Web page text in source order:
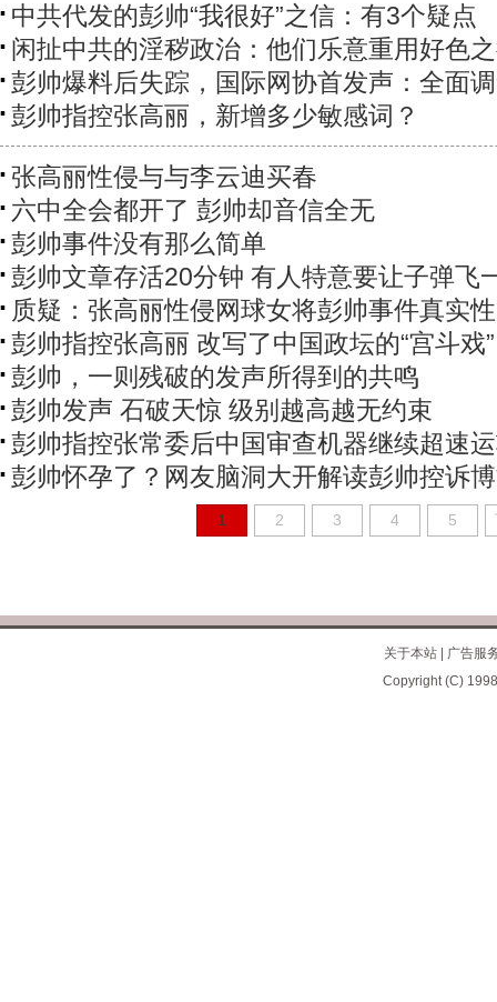
中共代发的彭帅“我很好”之信：有3个疑点
闲扯中共的淫秽政治：他们乐意重用好色
彭帅爆料后失踪，国际网协首发声：全面
彭帅指控张高丽，新增多少敏感词？
张高丽性侵与与李云迪买春
六中全会都开了 彭帅却音信全无
彭帅事件没有那么简单
彭帅文章存活20分钟 有人特意要让子弹飞
质疑：张高丽性侵网球女将彭帅事件真实性
彭帅指控张高丽 改写了中国政坛的“宫斗戏”
彭帅，一则残破的发声所得到的共鸣
彭帅发声 石破天惊 级别越高越无约束
彭帅指控张常委后中国审查机器继续超速
彭帅怀孕了？网友脑洞大开解读彭帅控诉
1 2 3 4 5
关于本站|
广告服
Copyright (C)